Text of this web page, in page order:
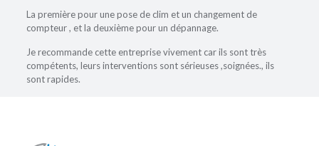
La première pour une pose de clim et un changement de
compteur , et la deuxième pour un dépannage.
Je recommande cette entreprise vivement car ils sont très
compétents, leurs interventions sont sérieuses ,soignées., ils
sont rapides.